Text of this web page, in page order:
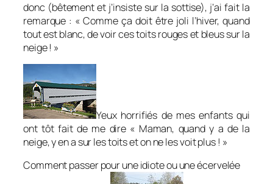
donc (bêtement et j’insiste sur la sottise), j’ai fait la
remarque : « Comme ça doit être joli l’hiver, quand
tout est blanc, de voir ces toits rouges et bleus sur la
neige ! »
Yeux horrifiés de mes enfants qui
ont tôt fait de me dire « Maman, quand y a de la
neige, y en a sur les toits et on ne les voit plus ! »
Comment passer pour une idiote ou une écervelée